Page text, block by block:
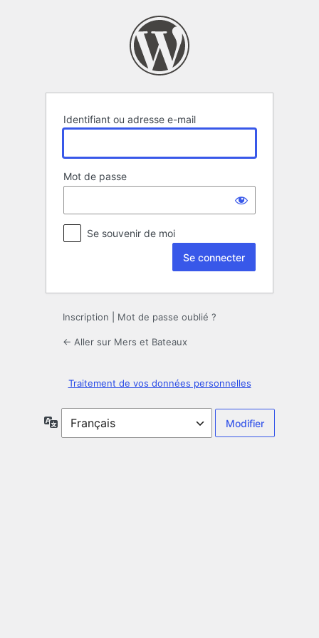
Identifiant ou adresse e-mail
Mot de passe
Se souvenir de moi
Inscription Mot de passe oublié ?
← Aller sur Mers et Bateaux
Traitement de vos données personnelles
Langue